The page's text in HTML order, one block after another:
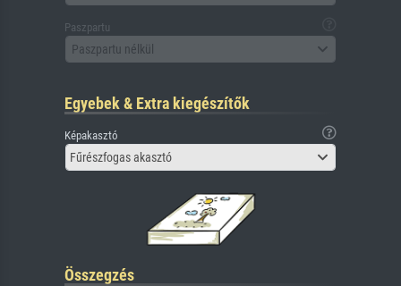
Paszpartu
Paszpartu nélkül
Egyebek & Extra kiegészítők
Képakasztó
Fűrészfogas akasztó
Összegzés